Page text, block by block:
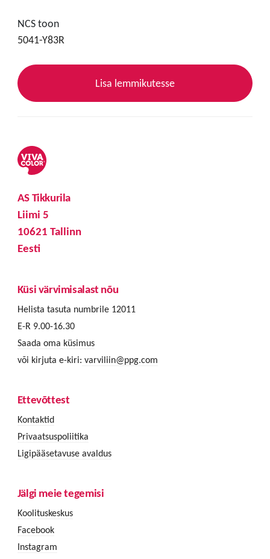
NCS toon
5041-Y83R
Lisa lemmikutesse
AS Tikkurila
Liimi 5
10621 Tallinn
Eesti
Küsi värvimisalast nõu
Helista tasuta numbrile 12011
E-R 9.00-16.30
Saada oma küsimus
või kirjuta e-kiri: varviliin@ppg.com
Ettevõttest
Kontaktid
Privaatsuspoliitika
Ligipääsetavuse avaldus
Jälgi meie tegemisi
Koolituskeskus
Facebook
Instagram